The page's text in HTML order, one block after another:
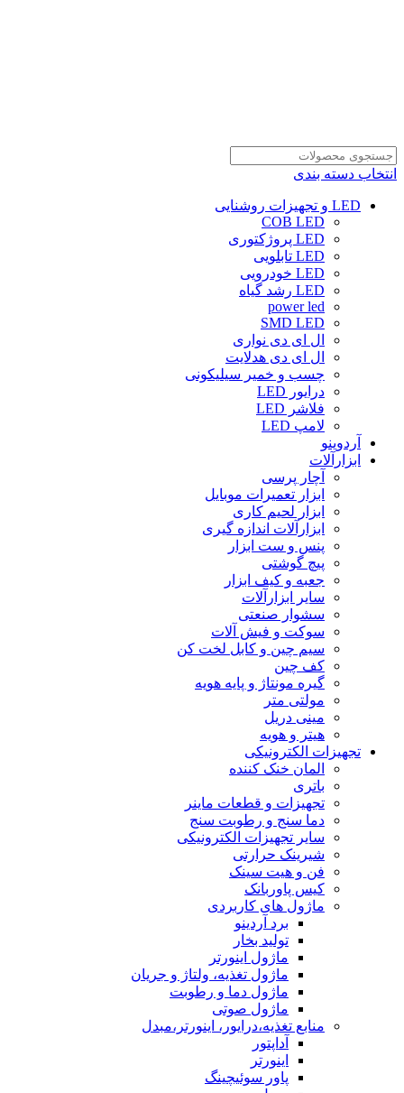
انتخاب دسته بندی
LED و تجهیزات روشنایی
COB LED
LED پروژکتوری
LED تابلویی
LED خودرویی
LED رشد گیاه
power led
SMD LED
ال ای دی نواری
ال ای دی هدلایت
چسب و خمیر سیلیکونی
درایور LED
فلاشر LED
لامپ LED
آردوینو
ابزارآلات
آچار پرسی
ابزار تعمیرات موبایل
ابزار لحیم کاری
ابزارآلات اندازه گیری
پنس و ست ابزار
پیچ گوشتی
جعبه و کیف ابزار
سایر ابزارآلات
سشوار صنعتی
سوکت و فیش آلات
سیم چین و کابل لخت کن
کف چین
گیره مونتاژ و پایه هویه
مولتی متر
مینی دریل
هیتر و هویه
تجهیزات الکترونیکی
المان خنک کننده
باتری
تجهیزات و قطعات ماینر
دما سنج و رطوبت سنج
سایر تجهیزات الکترونیکی
شیرینک حرارتی
فن و هیت سینک
کیس پاوربانک
ماژول های کاربردی
برد آردینو
تولید بخار
ماژول اینورتر
ماژول تغذیه، ولتاژ و جریان
ماژول دما و رطوبت
ماژول صوتی
منابع تغذیه،درایور، اینورتر،مبدل
آداپتور
اینورتر
پاور سوئیچینگ